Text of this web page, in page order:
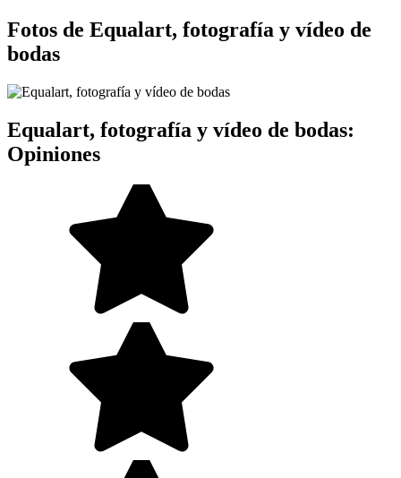
Fotos de Equalart, fotografía y vídeo de
bodas
Equalart, fotografía y vídeo de bodas:
Opiniones